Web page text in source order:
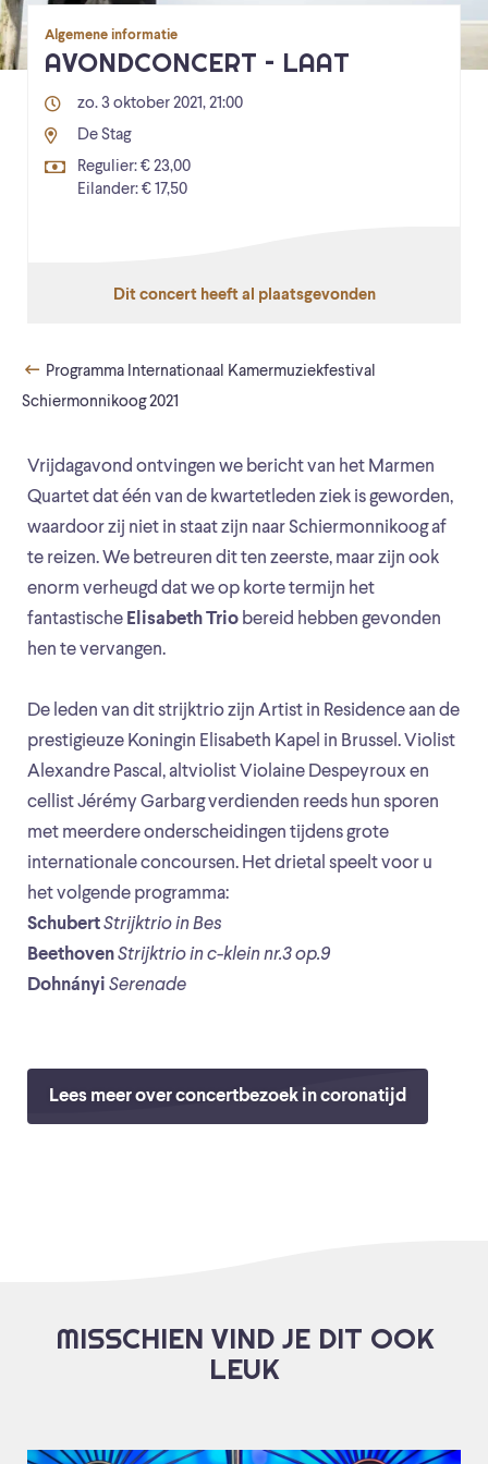
Vrijdagavond ontvingen we bericht van het Marmen
Quartet dat één van de kwartetleden ziek is geworden,
waardoor zij niet in staat zijn naar Schiermonnikoog af
te reizen. We betreuren dit ten zeerste, maar zijn ook
enorm verheugd dat we op korte termijn het
fantastische Elisabeth Trio bereid hebben gevonden
hen te vervangen.
De leden van dit strijktrio zijn Artist in Residence aan de
prestigieuze Koningin Elisabeth Kapel in Brussel. Violist
Alexandre Pascal, altviolist Violaine Despeyroux en
cellist Jérémy Garbarg verdienden reeds hun sporen
met meerdere onderscheidingen tijdens grote
internationale concoursen. Het drietal speelt voor u
het volgende programma:
SchubertStrijktrio in Bes
BeethovenStrijktrio in c-klein nr.3 op.9
Dohnányi Serenade
Lees meer over concertbezoek in coronatijd
Algemene informatie
AVONDCONCERT – LAAT
zo. 3 oktober 2021, 21:00
De Stag
Regulier: € 23,00
Eilander: € 17,50
Dit concert heeft al plaatsgevonden
Programma Internationaal Kamermuziekfestival
Schiermonnikoog 2021
MISSCHIEN VIND JE DIT OOK
LEUK